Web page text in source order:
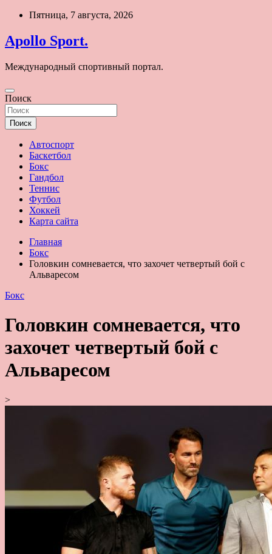
Перейти
содержимому
Пятница, 7 августа, 2026
Apollo Sport.
Международный спортивный портал.
Поиск
Поиск
Автоспорт
Баскетбол
Бокс
Гандбол
Теннис
Футбол
Хоккей
Карта сайта
Главная
Бокс
Головкин сомневается, что захочет четвертый бой с
Альваресом
Бокс
Головкин сомневается, что
захочет четвертый бой с
Альваресом
>